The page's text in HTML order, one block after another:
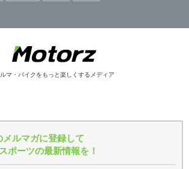
マ・バイクをもっと楽しくするメディア
ルマガに登録して
ポーツの最新情報を！